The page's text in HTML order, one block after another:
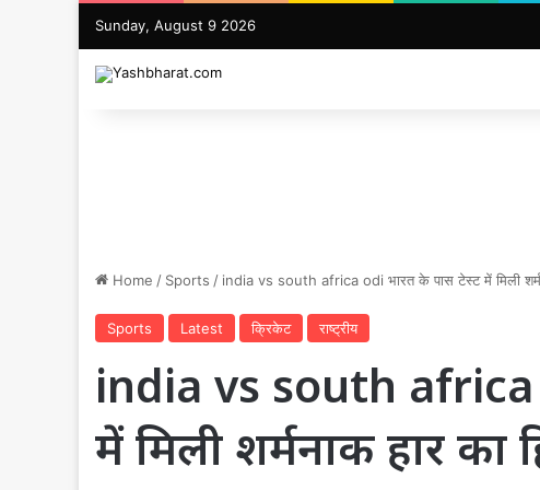
Sunday, August 9 2026
Home / Sports / india vs south africa odi भारत के पास टेस्ट में मिली
Sports Latest क्रिकेट राष्ट्रीय
india vs south africa
में मिली शर्मनाक हार का